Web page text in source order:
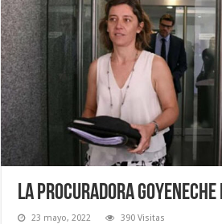
La procuradora
23 mayo, 2022 390 Visitas